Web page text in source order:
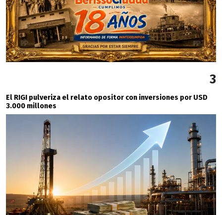
3
El RIGI pulveriza el relato opositor con inversiones por USD
3.000 millones